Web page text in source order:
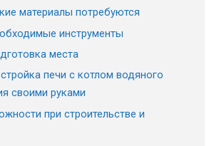
материалы потребуются
инструменты
места
печи с котлом водяного
своими руками
при строительстве и